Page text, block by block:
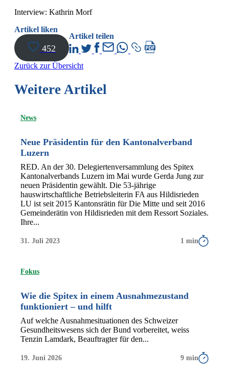
Interview: Kathrin Morf
Artikel liken
452
Artikel teilen
Zurück zur Übersicht
Weitere Artikel
News
Neue Präsidentin für den Kantonalverband
Luzern
RED. An der 30. Delegiertenversammlung des Spitex
Kantonalverbands Luzern im Mai wurde Gerda Jung zur
neuen Präsidentin gewählt. Die 53-jährige
hauswirtschaftliche Betriebsleiterin FA aus Hildisrieden
LU ist seit 2015 Kantonsrätin für Die Mitte und seit 2016
Gemeinderätin von Hildisrieden mit dem Ressort Soziales.
Ihre...
31. Juli 2023 1 min
Fokus
Wie die Spitex in einem Ausnahmezustand
funktioniert – und hilft
Auf welche Ausnahmesituationen des Schweizer
Gesundheitswesens sich der Bund vorbereitet, weiss
Tenzin Lamdark, Beauftragter für den...
19. Juni 2026 9 min